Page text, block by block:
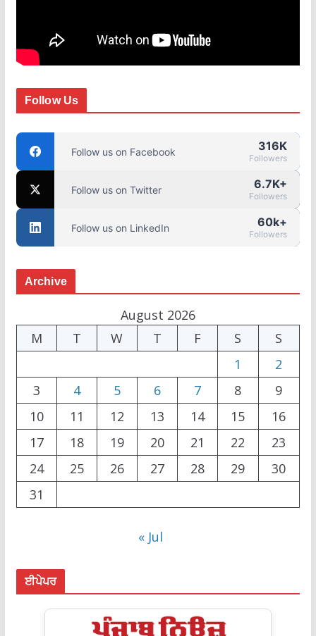
Follow Us
Follow us on Facebook 316K
Followers
Follow us on Twitter 6.7K+
Followers
Follow us on LinkedIn 60k+
Followers
Archive
August 2026
M
T W T F S
S
1
2
3
4 5 6 7 8
9
10
11 12 13 14 15
16
17
18 19 20 21 22
23
24
25 26 27 28 29
30
31
« Jul
ਈਪੇਪਰ